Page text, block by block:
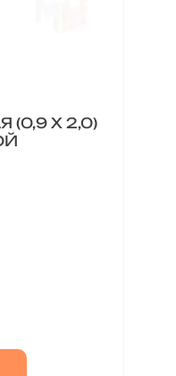
X 2,0)